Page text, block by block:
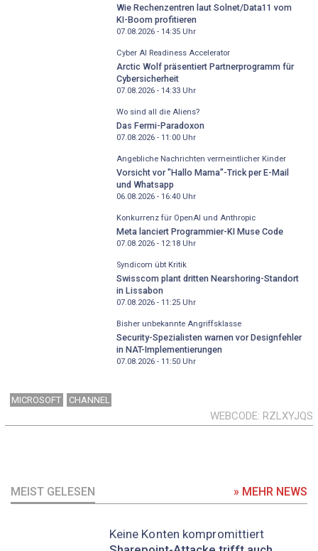
Wie Rechenzentren laut Solnet/Data11 vom
KI-Boom profitieren
07.08.2026 - 14:35Uhr
Cyber AI Readiness Accelerator
Arctic Wolf präsentiert Partnerprogramm für
Cybersicherheit
07.08.2026 - 14:33Uhr
Wo sind all die Aliens?
Das Fermi-Paradoxon
07.08.2026 - 11:00Uhr
Angebliche Nachrichten vermeintlicher Kinder
Vorsicht vor "Hallo Mama"-Trick per E-Mail
und Whatsapp
06.08.2026 - 16:40Uhr
Konkurrenz für OpenAI und Anthropic
Meta lanciert Programmier-KI Muse Code
07.08.2026 - 12:18Uhr
Syndicom übt Kritik
Swisscom plant dritten Nearshoring-Standort
in Lissabon
07.08.2026 - 11:25Uhr
Bisher unbekannte Angriffsklasse
Security-Spezialisten warnen vor Designfehler
in NAT-Implementierungen
07.08.2026 - 11:50Uhr
MICROSOFT CHANNEL
WEBCODE RZLXYJQS
MEIST GELESEN » MEHR NEWS
Keine Konten kompromittiert